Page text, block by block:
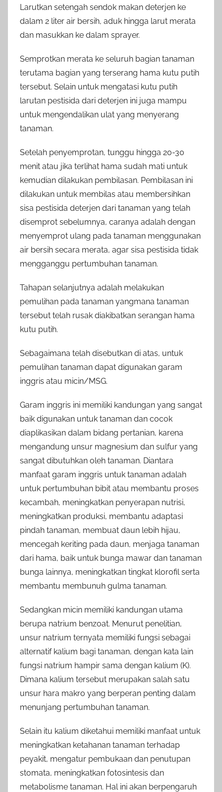
Larutkan setengah sendok makan deterjen ke
dalam 2 liter air bersih, aduk hingga larut merata
dan masukkan ke dalam sprayer.
Semprotkan merata ke seluruh bagian tanaman
terutama bagian yang terserang hama kutu putih
tersebut. Selain untuk mengatasi kutu putih
larutan pestisida dari deterjen ini juga mampu
untuk mengendalikan ulat yang menyerang
tanaman.
Setelah penyemprotan, tunggu hingga 20-30
menit atau jika terlihat hama sudah mati untuk
kemudian dilakukan pembilasan. Pembilasan ini
dilakukan untuk membilas atau membersihkan
sisa pestisida deterjen dari tanaman yang telah
disemprot sebelumnya, caranya adalah dengan
menyemprot ulang pada tanaman menggunakan
air bersih secara merata, agar sisa pestisida tidak
mengganggu pertumbuhan tanaman.
Tahapan selanjutnya adalah melakukan
pemulihan pada tanaman yangmana tanaman
tersebut telah rusak diakibatkan serangan hama
kutu putih.
Sebagaimana telah disebutkan di atas, untuk
pemulihan tanaman dapat digunakan garam
inggris atau micin/MSG.
Garam inggris ini memiliki kandungan yang sangat
baik digunakan untuk tanaman dan cocok
diaplikasikan dalam bidang pertanian, karena
mengandung unsur magnesium dan sulfur yang
sangat dibutuhkan oleh tanaman. Diantara
manfaat garam inggris untuk tanaman adalah
untuk pertumbuhan bibit atau membantu proses
kecambah, meningkatkan penyerapan nutrisi,
meningkatkan produksi, membantu adaptasi
pindah tanaman, membuat daun lebih hijau,
mencegah keriting pada daun, menjaga tanaman
dari hama, baik untuk bunga mawar dan tanaman
bunga lainnya, meningkatkan tingkat klorofil serta
membantu membunuh gulma tanaman.
Sedangkan micin memiliki kandungan utama
berupa natrium benzoat. Menurut penelitian,
unsur natrium ternyata memiliki fungsi sebagai
alternatif kalium bagi tanaman, dengan kata lain
fungsi natrium hampir sama dengan kalium (K).
Dimana kalium tersebut merupakan salah satu
unsur hara makro yang berperan penting dalam
menunjang pertumbuhan tanaman.
Selain itu kalium diketahui memiliki manfaat untuk
meningkatkan ketahanan tanaman terhadap
peyakit, mengatur pembukaan dan penutupan
stomata, meningkatkan fotosintesis dan
metabolisme tanaman. Hal ini akan berpengaruh